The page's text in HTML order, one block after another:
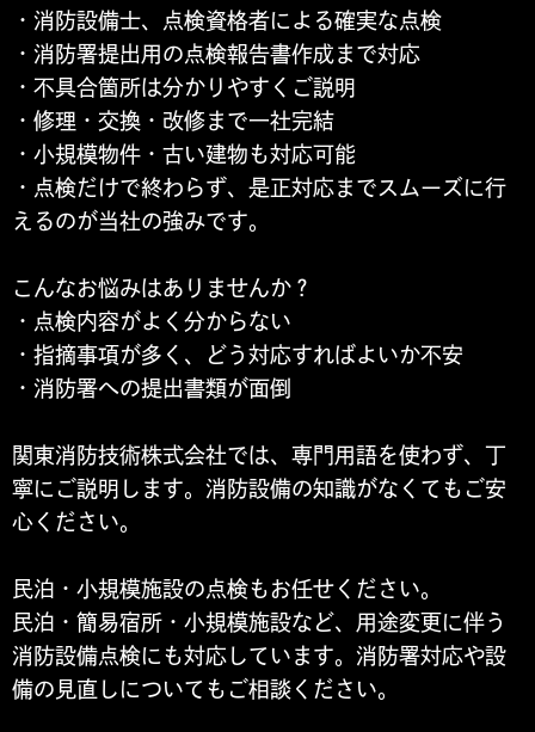
・消防設備士、点検資格者による確実な点検
・消防署提出用の点検報告書作成まで対応
・不具合箇所は分かりやすくご説明
・修理・交換・改修まで一社完結
・小規模物件・古い建物も対応可能
・点検だけで終わらず、是正対応までスムーズに行
えるのが当社の強みです。
こんなお悩みはありませんか？
・点検内容がよく分からない
・指摘事項が多く、どう対応すればよいか不安
・消防署への提出書類が面倒
関東消防技術株式会社では、専門用語を使わず、丁
寧にご説明します。消防設備の知識がなくてもご安
心ください。
民泊・小規模施設の点検もお任せください。
民泊・簡易宿所・小規模施設など、用途変更に伴う
消防設備点検にも対応しています。消防署対応や設
備の見直しについてもご相談ください。